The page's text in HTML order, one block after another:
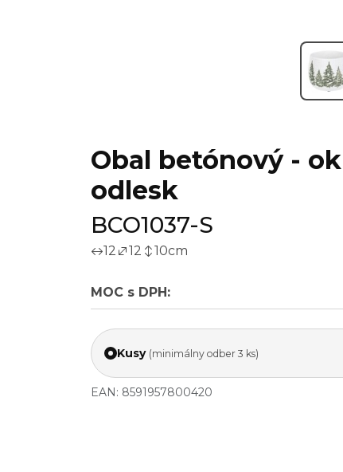
Obal betónový -
odlesk
BCO1037-S
12 12 10cm
MOC s DPH:
Kusy (minimálny odber 3 ks)
EAN: 8591957800420